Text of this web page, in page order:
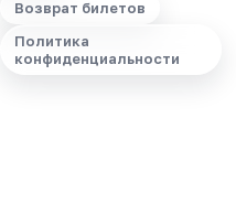
Возврат билетов
Политика
конфиденциальности